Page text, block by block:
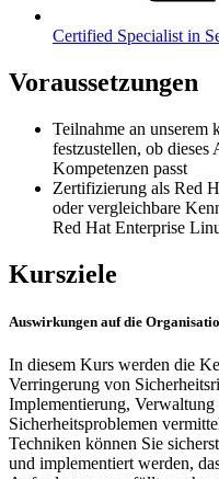
Certified Specialist in
Voraussetzungen
Teilnahme an unserem
festzustellen, ob
Kompetenzen passt
Zertifizierung als Red
oder vergleichbare
Red Hat Enterprise
Kursziele
Auswirkungen auf die
In diesem Kurs werden die
Verringerung von
Implementierung,
Sicherheitsproblemen
Techniken können Sie
und implementiert werden,